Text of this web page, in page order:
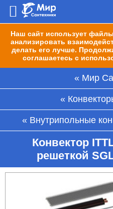
Наш сайт использует
анализировать
делать его лучше.
соглашаетесь с
Мир
Внутрипольные
Конвектор
решеткой